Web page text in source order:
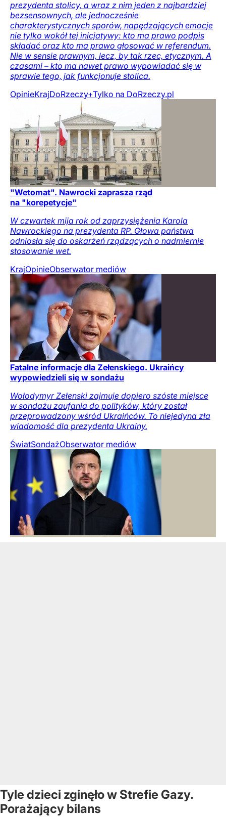
prezydenta stolicy, a wraz z nim jeden z najbardziej
bezsensownych, ale jednocześnie
charakterystycznych sporów, napędzających emocje
nie tylko wokół tej inicjatywy: kto ma prawo podpis
składać oraz kto ma prawo głosować w referendum.
Nie w sensie prawnym, lecz, by tak rzec, etycznym. A
czasami – kto ma nawet prawo wypowiadać się w
sprawie tego, jak funkcjonuje stolica.
OpinieKrajDoRzeczy+Tylko na DoRzeczy.pl
"Wetomat". Nawrocki zaprasza rząd
na "korepetycje"
W czwartek mija rok od zaprzysiężenia Karola
Nawrockiego na prezydenta RP. Głowa państwa
odniosła się do oskarżeń rządzących o nadmiernie
stosowanie wet.
KrajOpinieObserwator mediów
Fatalne informacje dla Zełenskiego. Ukraińcy
wypowiedzieli się w sondażu
Wołodymyr Zełenski zajmuje dopiero szóste miejsce
w sondażu zaufania do polityków, który został
przeprowadzony wśród Ukraińców. To niejedyna zła
wiadomość dla prezydenta Ukrainy.
ŚwiatSondażObserwator mediów
Tyle dzieci zginęło w Strefie Gazy.
Porażający bilans